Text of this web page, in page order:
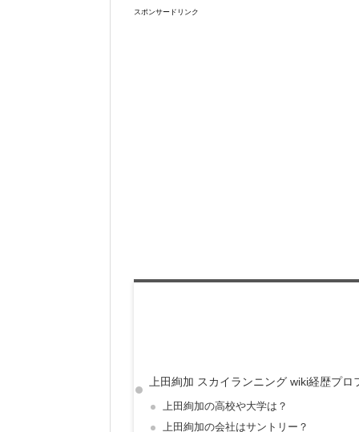
スポンサードリンク
上田絢加 スカイランニング wiki経歴プロ
上田絢加の高校や大学は？
上田絢加の会社はサントリー？